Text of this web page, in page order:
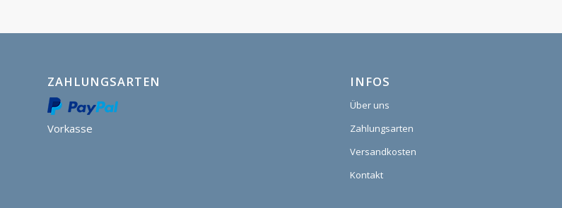
ZAHLUNGSARTEN
Vorkasse
INFOS
Über uns
Zahlungsarten
Versandkosten
Kontakt